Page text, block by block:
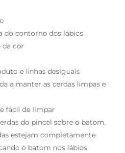
do contorno dos lábios
da cor
e linhas desiguais
a manter as cerdas limpas e
fácil de limpar
do pincel sobre o batom,
estejam completamente
o batom nos lábios